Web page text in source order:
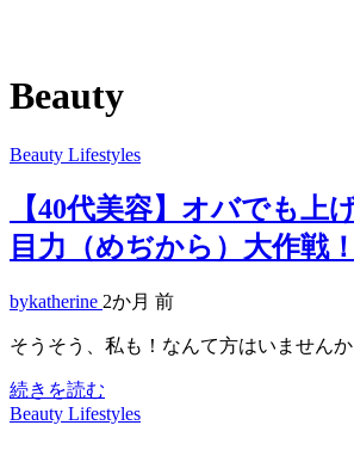
Beauty
Beauty Lifestyles
【40代美容】オバでも上
目力（めぢから）大作戦！
bykatherine 2か月 前
そうそう、私も！なんて方はいません
続きを読む
Beauty Lifestyles